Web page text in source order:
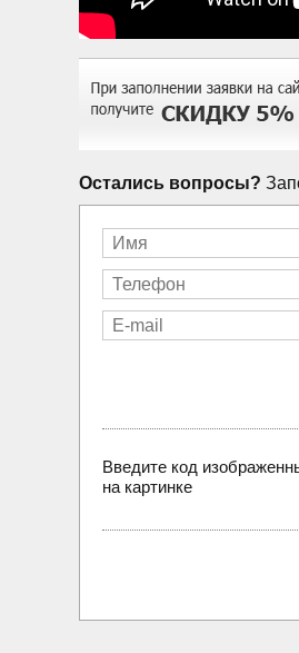
Остались вопросы?
Введите код
на картинке